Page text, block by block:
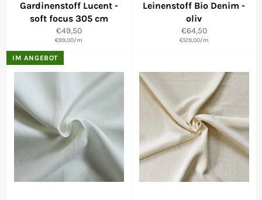
Gardinenstoff Lucent -
soft focus 305 cm
Normaler
Preis
€49,50
€99,00/m
Leinenstoff Bio Denim -
oliv
Normaler
Preis
€64,50
€129,00/m
IM ANGEBOT